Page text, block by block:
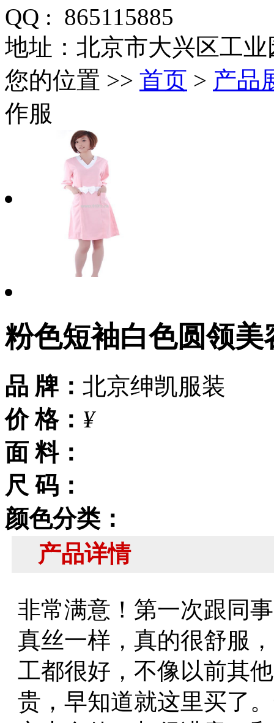
QQ : 865115885
地址：北京市大兴区工
您的位置 >> 首页 > 产品
作服
粉色短袖白色圆领美
品 牌： 北京绅凯服装
价 格： ¥
面 料：
尺 码：
颜色分类：
产品详情
非常满意！第一次跟同
真丝一样，真的很舒服
工都很好，不像以前其
贵，早知道就这里买了